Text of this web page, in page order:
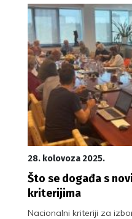
28. kolovoza 2025.
Što se događa s
kriterijima
Nacionalni kriteriji za